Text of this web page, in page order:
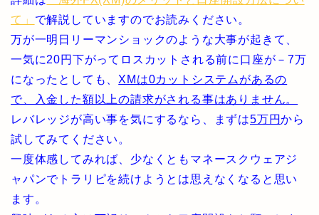
て」 で解説していますのでお読みください。
万が一明日リーマンショックのような大事が起きて、
一気に20円下がってロスカットされる前に口座が－7万
になったとしても、 XMは0カットシステムがあるの
で、入金した額以上の請求がされる事はありません。
レバレッジが高い事を気にするなら、まずは5万円から
試してみてください。
一度体感してみれば、少なくともマネースクウェアジ
ャパンでトラリピを続けようとは思えなくなると思い
ます。